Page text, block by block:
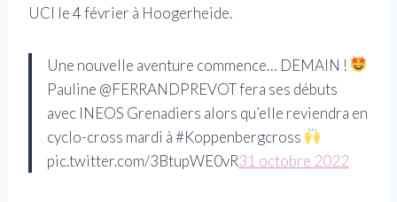
UCI le 4 février à Hoogerheide.
Une nouvelle aventure commence… DEMAIN !
Pauline @FERRANDPREVOT fera ses débuts
avec INEOS Grenadiers alors qu’elle reviendra en
cyclo-cross mardi à #Koppenbergcross
pic.twitter.com/3BtupWE0vR31 octobre 2022